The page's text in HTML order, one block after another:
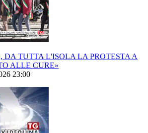
DA TUTTA L'ISOLA LA PROTESTA A
ALLE CURE»
23:00